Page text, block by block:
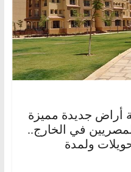
أراض جديدة مميزة
في الخارج..
ولمدة